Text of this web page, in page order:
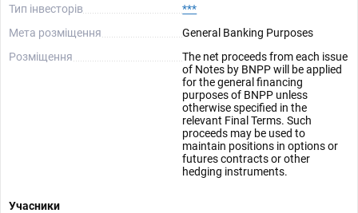
Тип інвесторів
***
Мета розміщення
General Banking Purposes
Розміщення
The net proceeds from each issue
of Notes by BNPP will be applied
for the general financing
purposes of BNPP unless
otherwise specified in the
relevant Final Terms. Such
proceeds may be used to
maintain positions in options or
futures contracts or other
hedging instruments.
Учасники